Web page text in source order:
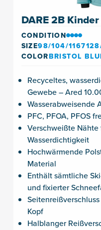
DARE 2B
CONDITION
SIZE98/104/
COLORBRISTOL
Recyceltes,
Gewebe – Ared
Wasserabweisende
PFC, PFOA, PFOS
Verschweißte
Wasserdichtigkeit
Hochwärmende
Material
Enthält sämtliche
und fixierter
Kopf
Halblanger